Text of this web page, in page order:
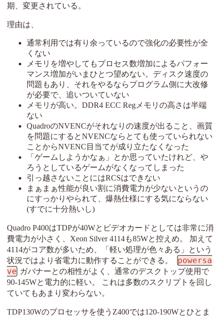
期、変更されている。
理由は、
通常利用では有り余っているので強化の必要性が全
くない
メモリを増やしてもプロセス数増加によるパフォー
マンス増加がいまひとつ望めない。ディスク速度の
問題もあり、それをやるならプログラム側に大改修
が必要で、追いついていない
メモリが高い。DDR4 ECC Regメモリの高さは半端
ない
QuadroのNVENCがそれなりの速度が出ること、画質
を問題にするとNVENCならとても使っていられない
ことからNVENC目当てが成り立たなくなった
「ゲームしようかなぁ」とか思っていたけれど、や
ろうとしているゲームがなくなってしまった
引っ越さないことにはRCSはできない
まぁまぁ性能が良い割に消費電力が少ないというの
にすっかりやられて、爆熱仕様にする気にならない
(すでに十分熱いし)
Quadro P400はTDPが40Wとビデオカードとしては非常に消
費電力が小さく、Xeon Silver 4114も85Wと控えめ。 加えて
4114がコア数が多いため、「軽い処理が色々ある」という
状況ではより省電力に動作することができる。
powersa
ve ガバナーとの相性がよく、通常のデスクトップ使用で
90-145Wと電力的に軽い。 これは多数のスクリプトを回し
ていてもあまり変わらない。
TDP130Wのプロセッサを使うZ400では120-190Wとひとま